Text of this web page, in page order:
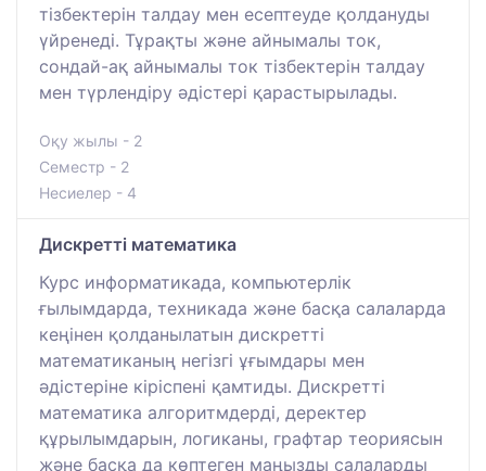
тізбектерін талдау мен есептеуде қолдануды
үйренеді. Тұрақты және айнымалы ток,
сондай-ақ айнымалы ток тізбектерін талдау
мен түрлендіру әдістері қарастырылады.
Оқу жылы - 2
Семестр - 2
Несиелер - 4
Дискретті математика
Курс информатикада, компьютерлік
ғылымдарда, техникада және басқа салаларда
кеңінен қолданылатын дискретті
математиканың негізгі ұғымдары мен
әдістеріне кіріспені қамтиды. Дискретті
математика алгоритмдерді, деректер
құрылымдарын, логиканы, графтар теориясын
және басқа да көптеген маңызды салаларды